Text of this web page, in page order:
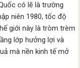
có lẽ là trường
niên 1980, tốc độ
giới này là tròm trèm
lớp hưởng lợi và
mà nền kinh tế mở